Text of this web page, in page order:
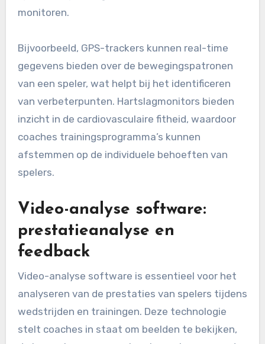
hartslagmonitors, speelt een cruciale rol bij het
apparaten verzamelen gegevens over de
afgelegde afstand, snelheid en hartslag tijdens
trainingen en wedstrijden, waardoor coaches de
fysieke inspanning en het herstel kunnen
monitoren.
Bijvoorbeeld, GPS-trackers kunnen real-time
gegevens bieden over de bewegingspatronen
van verbeterpunten. Hartslagmonitors bieden
inzicht in de cardiovasculaire fitheid, waardoor
coaches trainingsprogramma’s kunnen
afstemmen op de individuele behoeften van
spelers.
Video-analyse software:
prestatieanalyse en